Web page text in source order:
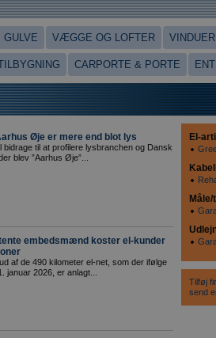
GULVE VÆGGE OG LOFTER
CARPORTE & PORTE
Øje er mere end blot lys
til at profilere lysbranchen og Dansk
blev ”Aarhus Øje”...
embedsmænd koster el-kunder
af de 490 kilometer el-net, som der ifølge
januar 2026, er anlagt...
El-
Tilføj
send